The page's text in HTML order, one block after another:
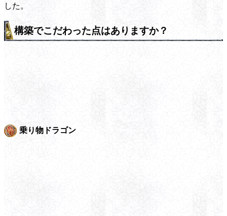
した。
構築でこだわった点はありますか？
乗り物ドラゴン